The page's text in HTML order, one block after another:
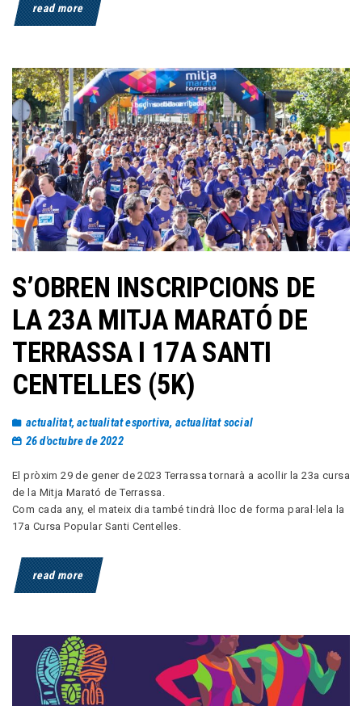
read more
S’OBREN INSCRIPCIONS DE
LA 23A MITJA MARATÓ DE
TERRASSA I 17A SANTI
CENTELLES (5K)
actualitat,actualitat esportiva, actualitat social
26 d'octubre de 2022
El pròxim 29 de gener de 2023 Terrassa tornarà a acollir la 23a cursa
de la Mitja Marató de Terrassa.
Com cada any, el mateix dia també tindrà lloc de forma paral·lela la
17a Cursa Popular Santi Centelles.
read more